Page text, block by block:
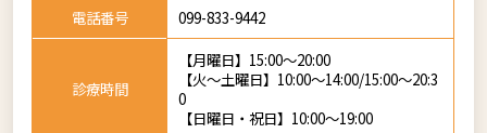
電話番号
099-833-9442
診療時間
【月曜日】15:00～20:00
【火～土曜日】10:00～14:00/15:00～20:3
0
【日曜日・祝日】10:00～19:00